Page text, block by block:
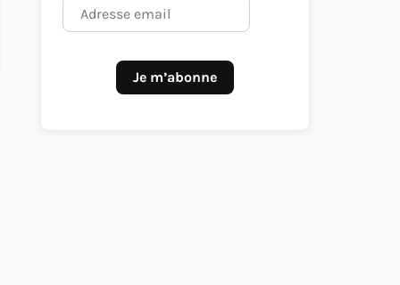
Je m’abonne